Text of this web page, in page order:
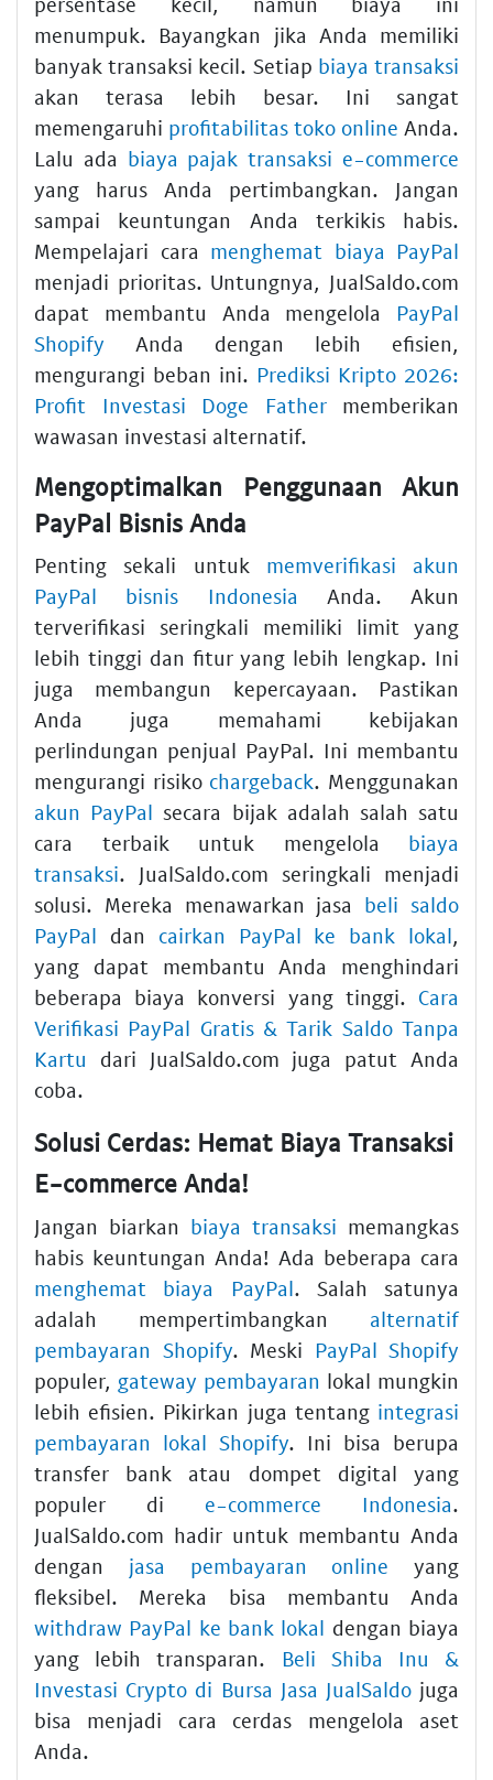
menumpuk. Bayangkan jika Anda memiliki
banyak transaksi kecil. Setiap biaya transaksi
akan terasa lebih besar. Ini sangat
memengaruhi profitabilitas toko online Anda.
Lalu ada biaya pajak transaksi e-commerce
yang harus Anda pertimbangkan. Jangan
sampai keuntungan Anda terkikis habis.
Mempelajari cara menghemat biaya PayPal
menjadi prioritas. Untungnya, JualSaldo.com
dapat membantu Anda mengelola PayPal
Shopify Anda dengan lebih efisien,
mengurangi beban ini. Prediksi Kripto 2026:
Profit Investasi Doge Fathermemberikan
wawasan investasi alternatif.
Mengoptimalkan Penggunaan Akun
PayPal Bisnis Anda
Penting sekali untuk memverifikasi akun
PayPal bisnis Indonesia Anda. Akun
terverifikasi seringkali memiliki limit yang
lebih tinggi dan fitur yang lebih lengkap. Ini
juga membangun kepercayaan. Pastikan
Anda juga memahami kebijakan
perlindungan penjual PayPal. Ini membantu
mengurangi risiko chargeback. Menggunakan
akun PayPal secara bijak adalah salah satu
cara terbaik untuk mengelola biaya
transaksi. JualSaldo.com seringkali menjadi
solusi. Mereka menawarkan jasa beli saldo
PayPal dan cairkan PayPal ke bank lokal,
yang dapat membantu Anda menghindari
beberapa biaya konversi yang tinggi. Cara
Verifikasi PayPal Gratis & Tarik Saldo Tanpa
Kartu dari JualSaldo.com juga patut Anda
coba.
Solusi Cerdas: Hemat Biaya Transaksi
E-commerce Anda!
Jangan biarkan biaya transaksi memangkas
habis keuntungan Anda! Ada beberapa cara
menghemat biaya PayPal. Salah satunya
adalah mempertimbangkan alternatif
pembayaran Shopify. Meski PayPal Shopify
populer, gateway pembayaran lokal mungkin
lebih efisien. Pikirkan juga tentang integrasi
pembayaran lokal Shopify. Ini bisa berupa
transfer bank atau dompet digital yang
populer di e-commerce Indonesia.
JualSaldo.com hadir untuk membantu Anda
dengan jasa pembayaran online yang
fleksibel. Mereka bisa membantu Anda
withdraw PayPal ke bank lokal dengan biaya
yang lebih transparan. Beli Shiba Inu &
Investasi Crypto di Bursa Jasa JualSaldojuga
bisa menjadi cara cerdas mengelola aset
Anda.